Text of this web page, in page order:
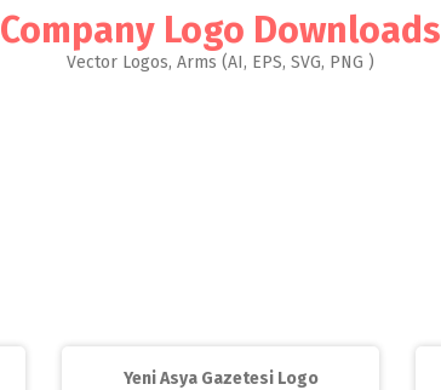
Company Logo Downloads
Vector Logos, Arms (AI, EPS, SVG, PNG )
Yeni Asya Gazetesi Logo